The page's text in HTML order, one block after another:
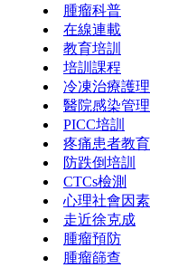
腫瘤科普
在線連載
教育培訓
培訓課程
冷凍治療護理
醫院感染管理
PICC培訓
疼痛患者教育
防跌倒培訓
CTCs檢測
心理社會因素
走近徐克成
腫瘤預防
腫瘤篩查